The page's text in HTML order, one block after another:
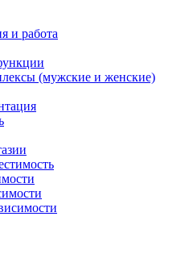
и работа
(мужские и женские)